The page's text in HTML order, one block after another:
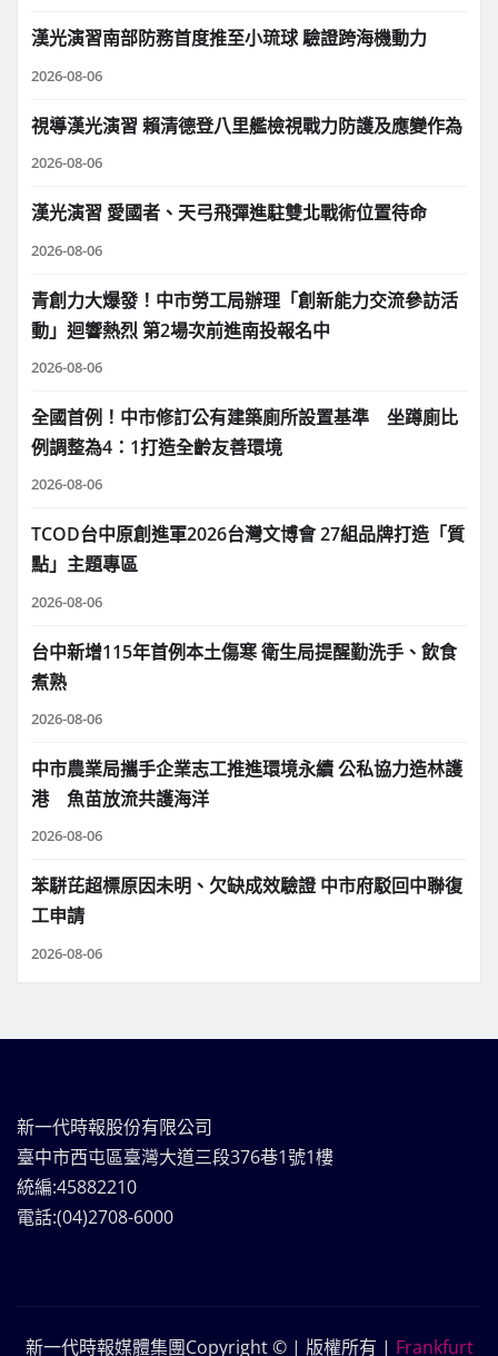
漢光演習南部防務首度推至小琉球 驗證跨海機動力
2026-08-06
視導漢光演習 賴清德登八里艦檢視戰力防護及應變作為
2026-08-06
漢光演習 愛國者、天弓飛彈進駐雙北戰術位置待命
2026-08-06
青創力大爆發！中市勞工局辦理「創新能力交流參訪活
動」迴響熱烈 第2場次前進南投報名中
2026-08-06
全國首例！中市修訂公有建築廁所設置基準 坐蹲廁比
例調整為4：1打造全齡友善環境
2026-08-06
TCOD台中原創進軍2026台灣文博會 27組品牌打造「質
點」主題專區
2026-08-06
台中新增115年首例本土傷寒 衛生局提醒勤洗手、飲食
煮熟
2026-08-06
中市農業局攜手企業志工推進環境永續 公私協力造林護
港 魚苗放流共護海洋
2026-08-06
苯駢芘超標原因未明、欠缺成效驗證 中市府駁回中聯復
工申請
2026-08-06
新一代時報股份有限公司
臺中市西屯區臺灣大道三段376巷1號1樓
統編:45882210
電話:(04)2708-6000
新一代時報媒體集團Copyright © | 版權所有 | Frankfurt